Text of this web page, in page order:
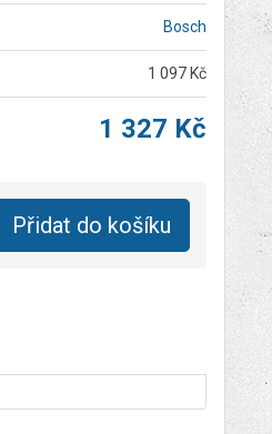
Bosch
1 097 Kč
1 327 Kč
Přidat do košíku